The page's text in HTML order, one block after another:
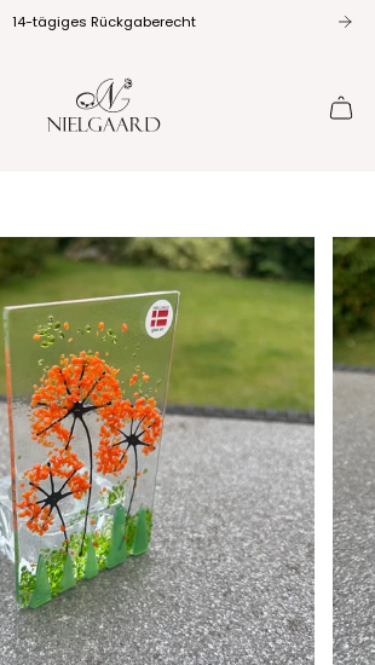
14-tägiges Rückgaberecht